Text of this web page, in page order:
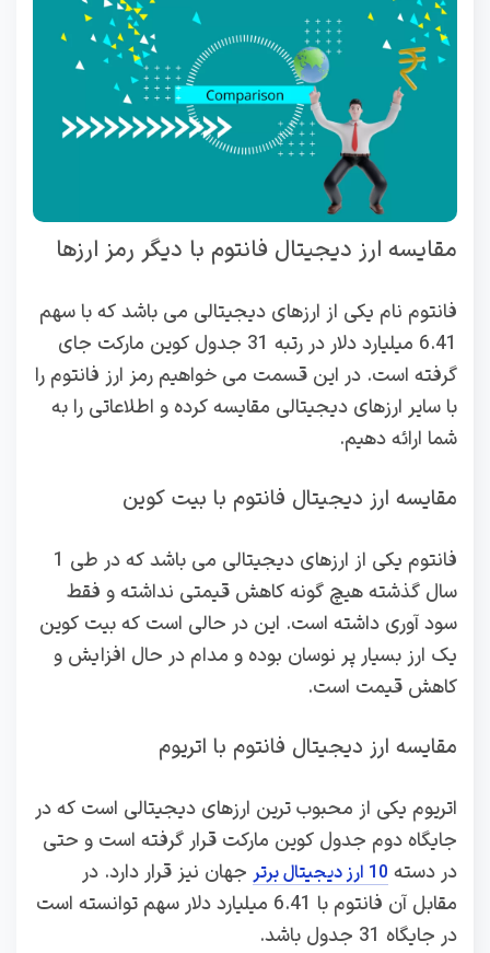
مقایسه ارز دیجیتال فانتوم با دیگر رمز ارزها
فانتوم نام یکی از ارزهای دیجیتالی می باشد که با سهم
6.41 میلیارد دلار در رتبه 31 جدول کوین مارکت جای
گرفته است. در این قسمت می خواهیم رمز ارز فانتوم را
با سایر ارزهای دیجیتالی مقایسه کرده و اطلاعاتی را به
شما ارائه دهیم.
مقایسه ارز دیجیتال فانتوم با بیت کوین
فانتوم یکی از ارزهای دیجیتالی می باشد که در طی 1
سال گذشته هیچ گونه کاهش قیمتی نداشته و فقط
سود آوری داشته است. این در حالی است که بیت کوین
یک ارز بسیار پر نوسان بوده و مدام در حال افزایش و
کاهش قیمت است.
مقایسه ارز دیجیتال فانتوم با اتریوم
اتریوم یکی از محبوب ترین ارزهای دیجیتالی است که در
جایگاه دوم جدول کوین مارکت قرار گرفته است و حتی
در دسته 10 ارز دیجیتال برتر
جهان نیز قرار دارد. در
مقابل آن فانتوم با 6.41 میلیارد دلار سهم توانسته است
در جایگاه 31 جدول باشد.